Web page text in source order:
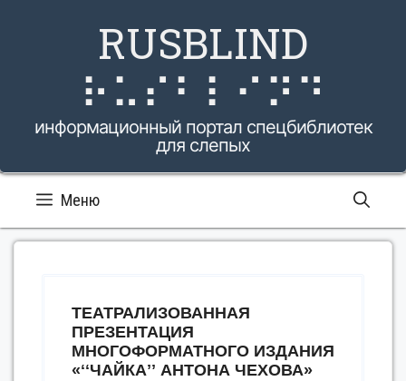
RUSBLIND
⠗⠥⠎⠃⠇⠊⠝⠙
информационный портал спецбиблиотек
для слепых
Меню
ТЕАТРАЛИЗОВАННАЯ
ПРЕЗЕНТАЦИЯ
МНОГОФОРМАТНОГО ИЗДАНИЯ
«ʻʻЧАЙКАʼʼ АНТОНА ЧЕХОВА»